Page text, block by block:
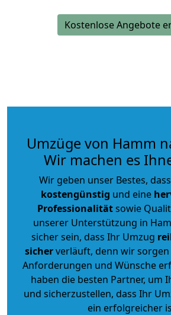
Kostenlose Angebote
Umzüge von Hamm
Wir machen es
Wir geben unser Bestes,
kostengünstig und eine
Professionalitätsowie
unserer Unterstützung in
sicher sein, dass Ihr Umzug
sicherverläuft, denn wir sorgen
Anforderungen und Wünsche
haben die besten Partner, um
und sicherzustellen, dass Ihr
ein erfolgreicher